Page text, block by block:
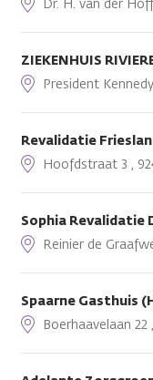
Dr. H. van der
ZIEKENHUIS
President
Revalidatie
Hoofdstraat 3 ,
Sophia Revalidatie
Reinier de
Spaarne Gasthuis
Boerhaavelaan 22